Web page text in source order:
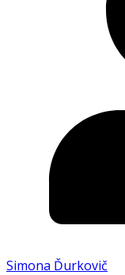
Simona Ďurkovič